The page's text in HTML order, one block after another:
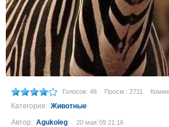
Голосов: 48 Просм.: 2711
Категория: Животные
Автор: Agukoleg 20 мая´09 21:16